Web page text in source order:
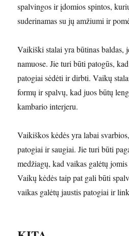
spalvingos ir įdomios spintos,
suderinamas su jų amžiumi ir
Vaikiški stalai yra būtinas baldas,
namuose. Jie turi būti patogūs,
patogiai sėdėti ir dirbti. Vaikų
formų ir spalvų, kad juos būtų
kambario interjeru.
Vaikiškos kėdės yra labai
patogiai ir saugiai. Jie turi būti
medžiagų, kad vaikas galėtų
Vaikų kėdės taip pat gali būti
vaikas galėtų jaustis patogiai ir